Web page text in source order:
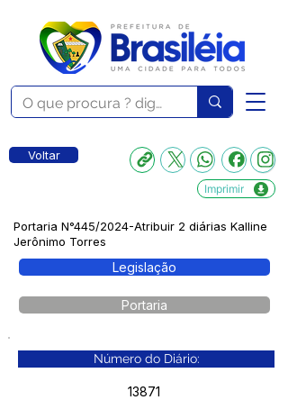
Voltar
Imprimir
Portaria N°445/2024-Atribuir 2 diárias Kalline
Jerônimo Torres
Legislação
Portaria
Número do Diário:
13871